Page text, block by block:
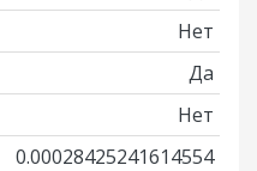
Нет
Да
Нет
0.00028425241614554